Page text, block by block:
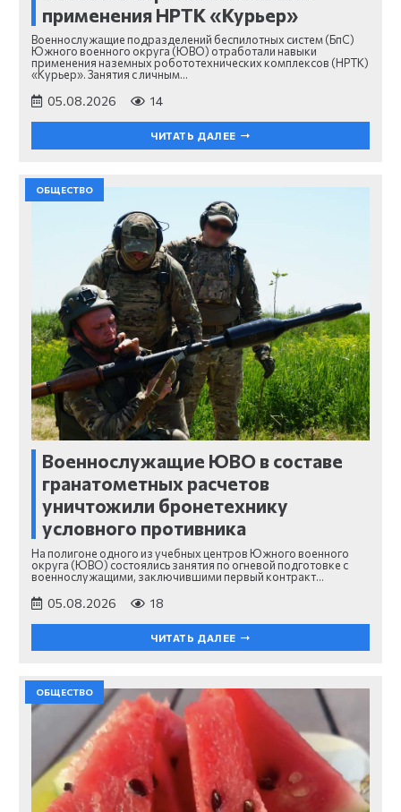
применения НРТК «Курьер»
Военнослужащие подразделений беспилотных систем (БпС)
Южного военного округа (ЮВО) отработали навыки
применения наземных робототехнических комплексов (НРТК)
«Курьер». Занятия с личным…
05.08.2026 14
ЧИТАТЬ ДАЛЕЕ
ОБЩЕСТВО
Военнослужащие ЮВО в составе
гранатометных расчетов
уничтожили бронетехнику
условного противника
На полигоне одного из учебных центров Южного военного
округа (ЮВО) состоялись занятия по огневой подготовке с
военнослужащими, заключившими первый контракт…
05.08.2026 18
ЧИТАТЬ ДАЛЕЕ
ОБЩЕСТВО